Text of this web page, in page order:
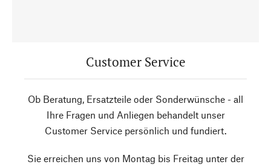
Customer Service
Ob Beratung, Ersatzteile oder Sonderwünsche - all
Ihre Fragen und Anliegen behandelt unser
Customer Service persönlich und fundiert.
Sie erreichen uns von Montag bis Freitag unter der